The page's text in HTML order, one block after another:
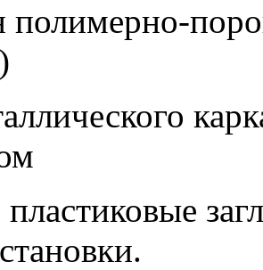
полимерно-